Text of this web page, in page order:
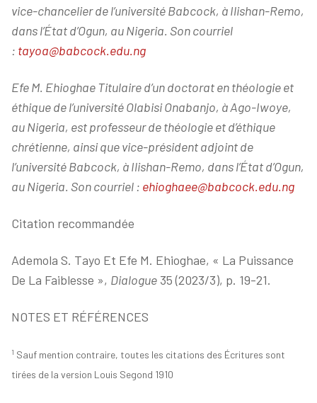
vice-chancelier de l’université Babcock, à Ilishan-Remo,
dans l’État d’Ogun, au Nigeria. Son courriel
: tayoa@babcock.edu.ng
Efe M. Ehioghae Titulaire d’un doctorat en théologie et
éthique de l’université Olabisi Onabanjo, à Ago-Iwoye,
au Nigeria, est professeur de théologie et d’éthique
chrétienne, ainsi que vice-président adjoint de
l’université Babcock, à Ilishan-Remo, dans l’État d’Ogun,
au Nigeria. Son courriel : ehioghaee@babcock.edu.ng
Citation recommandée
Ademola S. Tayo Et Efe M. Ehioghae, « La Puissance
De La Faiblesse », Dialogue 35 (2023/3), p. 19-21.
NOTES ET RÉFÉRENCES
1 Sauf mention contraire, toutes les citations des Écritures sont
tirées de la version Louis Segond 1910